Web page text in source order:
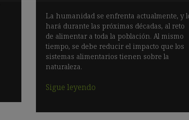
La humanidad se enfrenta actualmente, y
hará durante las próximas décadas, al reto
de alimentar a toda la población. Al mismo
tiempo, se debe reducir el impacto que los
sistemas alimentarios tienen sobre la
naturaleza.
Sigue leyendo